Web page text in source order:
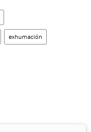
exhumación